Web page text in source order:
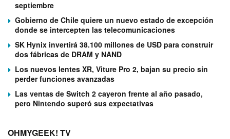
septiembre
Gobierno de Chile quiere un nuevo estado de excepción
donde se intercepten las telecomunicaciones
SK Hynix invertirá 38.100 millones de USD para construir
dos fábricas de DRAM y NAND
Los nuevos lentes XR, Viture Pro 2, bajan su precio sin
perder funciones avanzadas
Las ventas de Switch 2 cayeron frente al año pasado,
pero Nintendo superó sus expectativas
OHMYGEEK! TV